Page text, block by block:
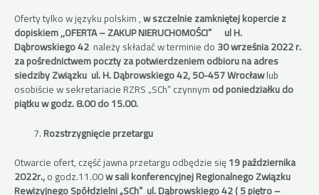
Oferty tylko w języku polskim ,wszczelnie zamkniętej kopercie z
dopiskiem ,,OFERTA – ZAKUP NIERUCHOMOŚCI” ulH.
Dąbrowskiego 42 należy składać w terminie do30 września 2022 r.
za pośrednictwem poczty za potwierdzeniem odbioru na adres
siedziby Związku ul. H. Dąbrowskiego 42, 50-457 Wrocławlub
osobiście w sekretariacie RZRS „SCh” czynnymod poniedziałku do
piątku w godz. 8.00 do 15.00.
Rozstrzygnięcie przetargu
Otwarcie ofert, część jawna przetargu odbędzie się19 października
2022r.,o godz.11.00w sali konferencyjnej Regionalnego Związku
Rewizyjnego Spółdzielni „SCh” ul. Dąbrowskiego 42 ( 5 piętro –